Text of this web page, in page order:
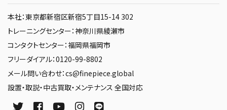
本社：東京都新宿区新宿5丁目15-14 302
トレーニングセンター：神奈川県綾瀬市
コンタクトセンター：福岡県福岡市
フリーダイアル：0120-99-8802
メール問い合わせ：cs@finepiece.global
設置・取説・中古買取・メンテナンス 全国対応